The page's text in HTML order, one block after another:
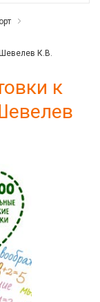
Шевелев К.В.
к